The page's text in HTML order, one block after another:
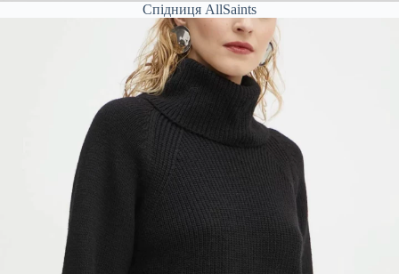
Спідниця AllSaints